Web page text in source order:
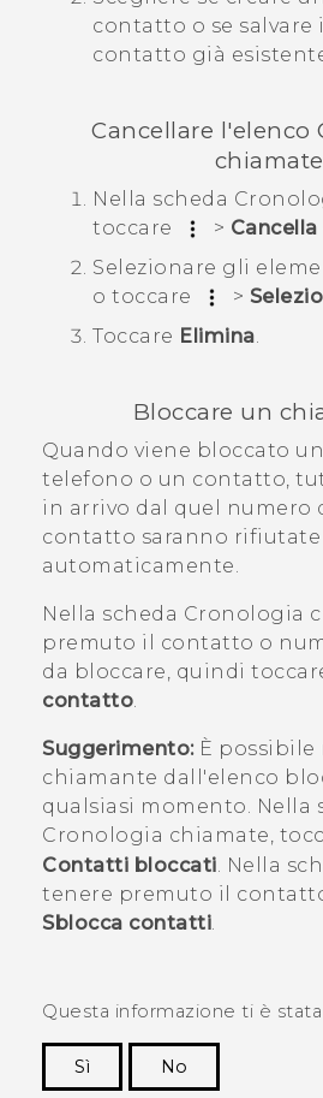
contatto o se
contatto già
Cancellare l'elenco
chiamate
Nella scheda
toccare
>
Selezionare gli
o toccare
>
Toccare Elimina.
Bloccare un
Quando viene bloccato
telefono o un contatto,
in arrivo dal quel numero
contatto saranno rifiutate
automaticamente.
Nella scheda Cronologia
premuto il contatto o
da bloccare, quindi
contatto.
Suggerimento:È possibile
chiamante dall'elenco
qualsiasi momento. Nella
Cronologia chiamate,
Contatti bloccati. Nella
tenere premuto il
Sblocca contatti.
Questa informazione ti è
Sì
No